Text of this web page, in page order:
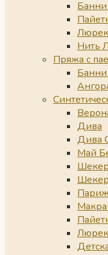
Банни
Нить
Пряжа с
Банни
Дива
Дива
Май